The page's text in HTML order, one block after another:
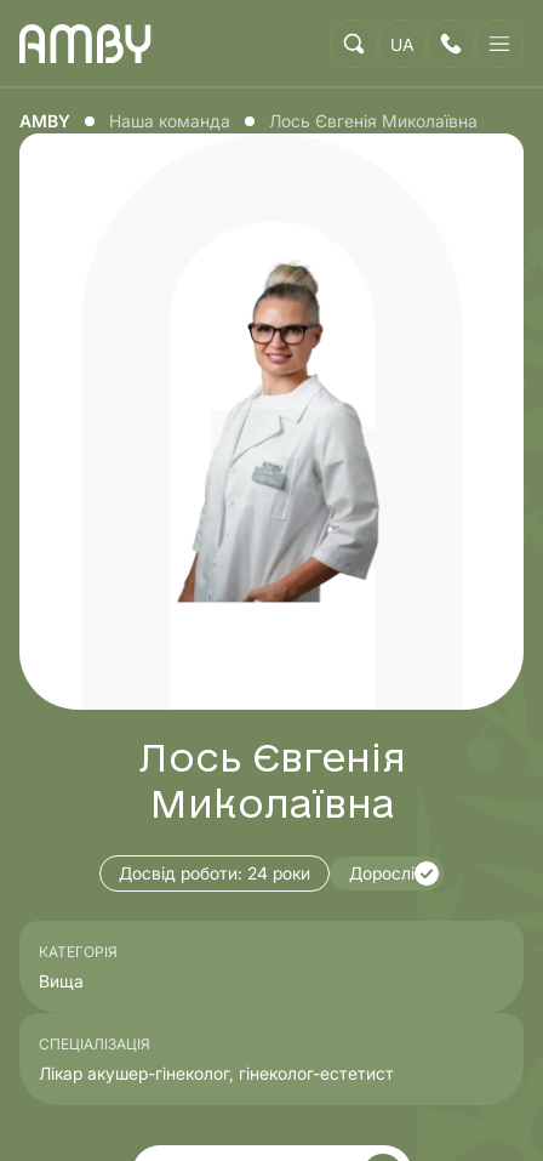
UA
AMBY Наша команда Лось Євгенія Миколаївна
Лось Євгенія
Миколаївна
Досвід роботи: 24 роки Дорослі
КАТЕГОРІЯ
Вища
СПЕЦІАЛІЗАЦІЯ
Лікар акушер-гінеколог, гінеколог-естетист